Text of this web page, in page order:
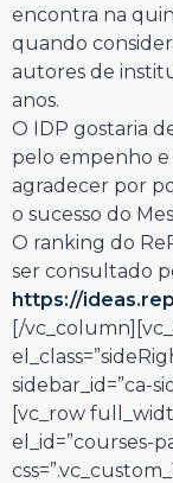
encontra na
quando
autores de
anos.
O IDP gostaria
pelo empenho
agradecer por
o sucesso do
O ranking do
ser consultado
https://
[/
sidebar_id=”ca-
[vc_row
el_id=”courses-